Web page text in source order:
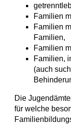
Familien
Familien
Familien,
Familien
Familien,
(auch
Die
für welche